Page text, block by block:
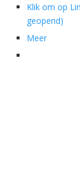
Klik om op
geopend)
Meer